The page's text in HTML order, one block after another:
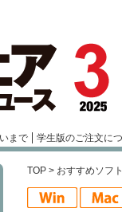
まで 学生版のご注文に
TOP > おすすめソフト